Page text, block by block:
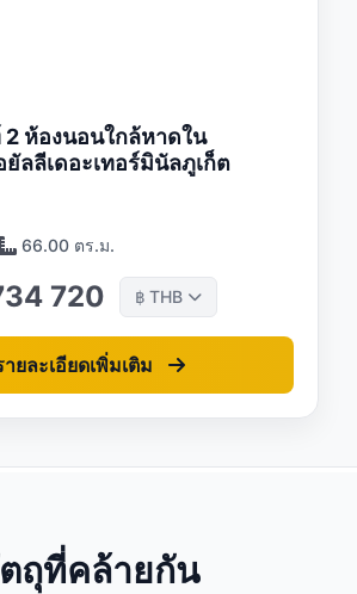
2 ห้องนอนใกล้หาดใน
ยัลลีเดอะเทอร์มินัลภูเก็ต
66.00 ตร.ม.
720 ฿ THB
ายละเอียดเพิ่มเติม
ถุที่คล้ายกัน